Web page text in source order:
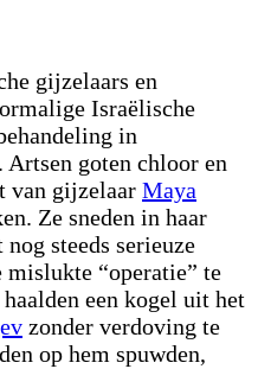
gijzelaars en
Israëlische
in
Artsen goten chloor en
van gijzelaar Maya
Ze sneden in haar
steeds serieuze
mislukte “operatie” te
een kogel uit het
zonder verdoving te
op hem spuwden,